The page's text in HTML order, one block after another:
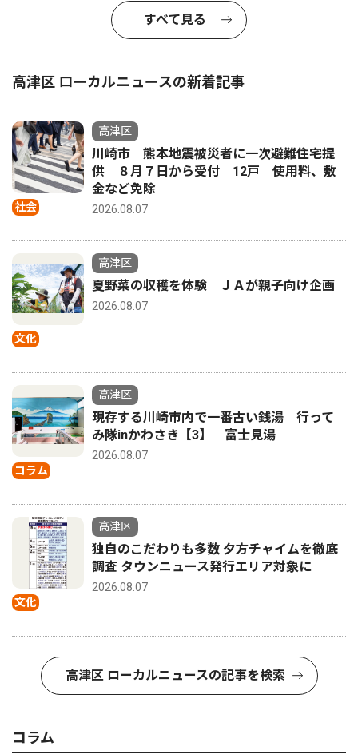
すべて見る
高津区 ローカルニュースの新着記事
社会
高津区
川崎市 熊本地震被災者に一次避難住宅提
供 ８月７日から受付 12戸 使用料、敷
金など免除
2026.08.07
文化
高津区
夏野菜の収穫を体験 ＪＡが親子向け企画
2026.08.07
コラム
高津区
現存する川崎市内で一番古い銭湯 行って
み隊inかわさき【3】 富士見湯
2026.08.07
文化
高津区
独自のこだわりも多数 夕方チャイムを徹底
調査 タウンニュース発行エリア対象に
2026.08.07
高津区 ローカルニュースの記事を検索
コラム